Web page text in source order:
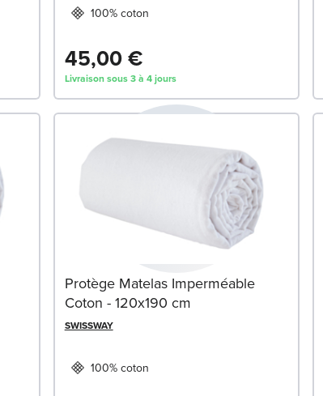
100% coton
45,00 €
Livraison sous 3 à 4 jours
Protège Matelas Imperméable
Coton - 120x190 cm
SWISSWAY
100% coton